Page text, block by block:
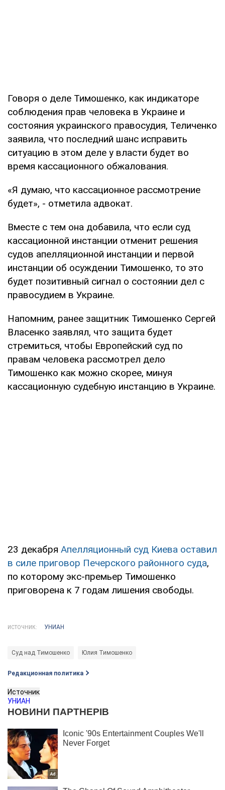
Говоря о деле Тимошенко, как индикаторе
соблюдения прав человека в Украине и
состояния украинского правосудия, Теличенко
заявила, что последний шанс исправить
ситуацию в этом деле у власти будет во
время кассационного обжалования.
«Я думаю, что кассационное рассмотрение
будет», - отметила адвокат.
Вместе с тем она добавила, что если суд
кассационной инстанции отменит решения
судов апелляционной инстанции и первой
инстанции об осуждении Тимошенко, то это
будет позитивный сигнал о состоянии дел с
правосудием в Украине.
Напомним, ранее защитник Тимошенко Сергей
Власенко заявлял, что защита будет
стремиться, чтобы Европейский суд по
правам человека рассмотрел дело
Тимошенко как можно скорее, минуя
кассационную судебную инстанцию в Украине.
23 декабря Апелляционный суд Киева оставил
в силе приговор Печерского районного суда,
по которому экс-премьер Тимошенко
приговорена к 7 годам лишения свободы.
ИСТОЧНИК: УНИАН
Суд над Тимошенко Юлия Тимошенко
Редакционная политика
Источник
УНИАН